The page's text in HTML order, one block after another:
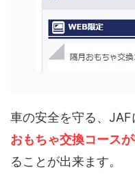
車の安全を守る、JAF
おもちゃ交換コース
ることが出来ます。